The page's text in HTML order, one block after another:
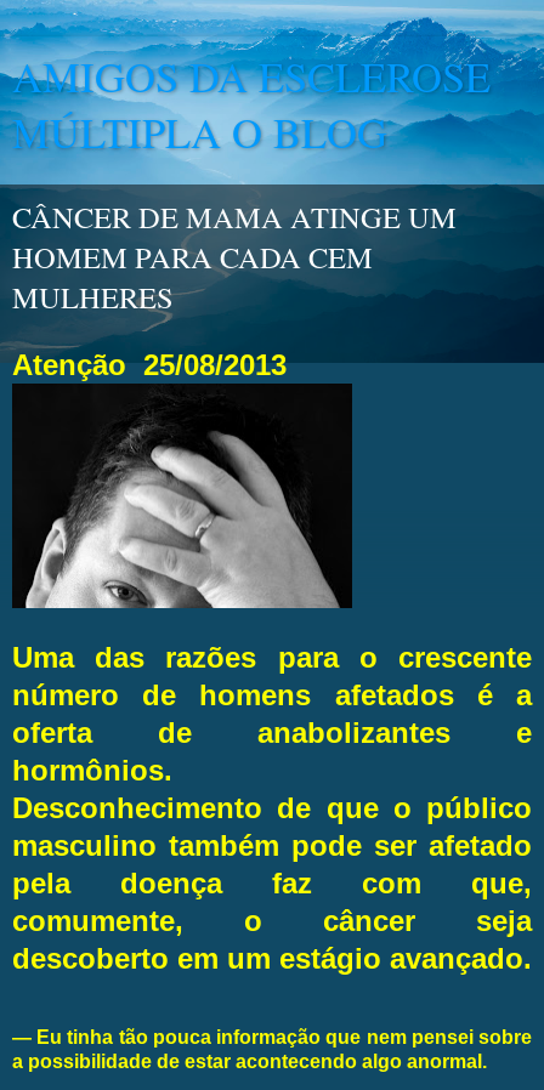
AMIGOS DA ESCLEROSE
MÚLTIPLA O BLOG
CÂNCER DE MAMA ATINGE UM
HOMEM PARA CADA CEM
MULHERES
Atenção 25/08/2013
Uma das razões para o crescente
número de homens afetados é a
oferta de anabolizantes e
hormônios.
Desconhecimento de que o público
masculino também pode ser afetado
pela doença faz com que,
comumente, o câncer seja
descoberto em um estágio avançado.
— Eu tinha tão pouca informação que nem pensei sobre
a possibilidade de estar acontecendo algo anormal.